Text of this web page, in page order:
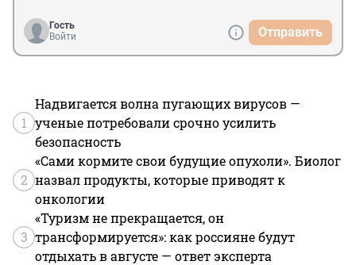
Гость
Войти
Отправить
1
Надвигается волна пугающих вирусов —
ученые потребовали срочно усилить
безопасность
2
«Сами кормите свои будущие опухоли». Биолог
назвал продукты, которые приводят к
онкологии
3
«Туризм не прекращается, он
трансформируется»: как россияне будут
отдыхать в августе — ответ эксперта